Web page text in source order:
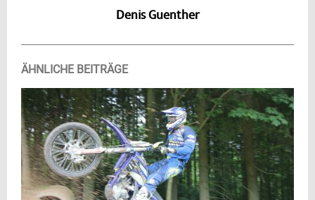
Denis Guenther
ÄHNLICHE BEITRÄGE